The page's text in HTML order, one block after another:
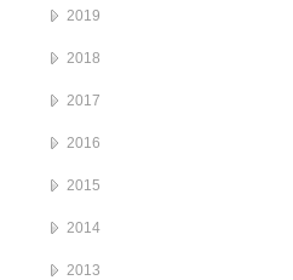
2019
2018
2017
2016
2015
2014
2013